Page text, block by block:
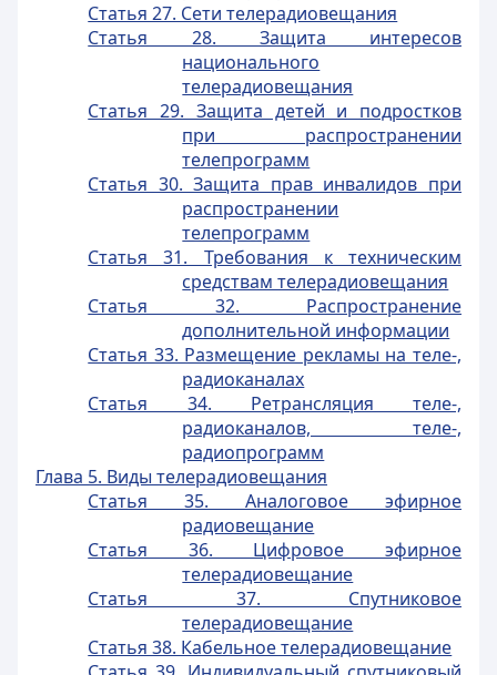
Статья 27. Сети телерадиовещания
Статья 28. Защита интересов
национального
телерадиовещания
Статья 29. Защита детей и подростков
при распространении
телепрограмм
Статья 30. Защита прав инвалидов при
распространении
телепрограмм
Статья 31. Требования к техническим
средствам телерадиовещания
Статья 32. Распространение
дополнительной информации
Статья 33. Размещение рекламы на теле-,
радиоканалах
Статья 34. Ретрансляция теле-,
радиоканалов, теле-,
радиопрограмм
Глава 5. Виды телерадиовещания
Статья 35. Аналоговое эфирное
радиовещание
Статья 36. Цифровое эфирное
телерадиовещание
Статья 37. Спутниковое
телерадиовещание
Статья 38. Кабельное телерадиовещание